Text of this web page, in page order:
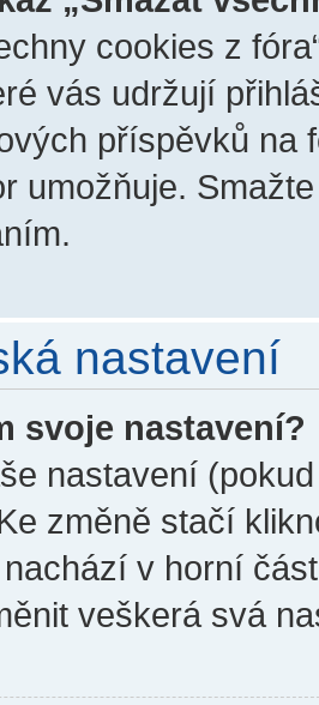
cookies z
vás udržují
příspěvků na
umožňuje.
nastavení
svoje nastavení?
nastavení
změně stačí
v horní
veškerá svá